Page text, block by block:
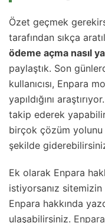
Özet geçmek
tarafından sıkça
ödeme açma nasıl
paylaştık. Son
kullanıcısı, Enpara
yapıldığını
takip ederek
birçok çözüm
şekilde
Ek olarak Enpara
istiyorsanız sitemizin
Enpara hakkında
ulaşabilirsiniz.